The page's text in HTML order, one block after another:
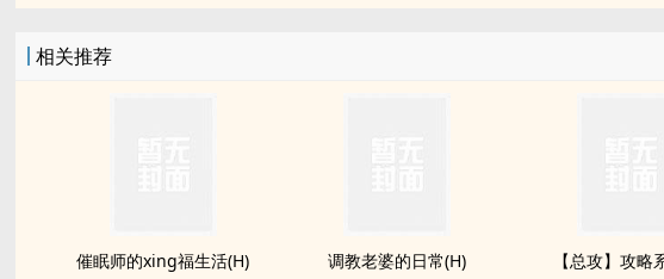
相关推荐
催眠师的xing福生活(H) ​调­‎​教‎​‌老婆的日常(H) 【总攻】攻略